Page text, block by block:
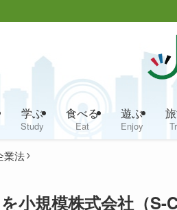
学ぶ
Study
食べる
Eat
遊ぶ
Enjoy
業法
小規模株式会社（